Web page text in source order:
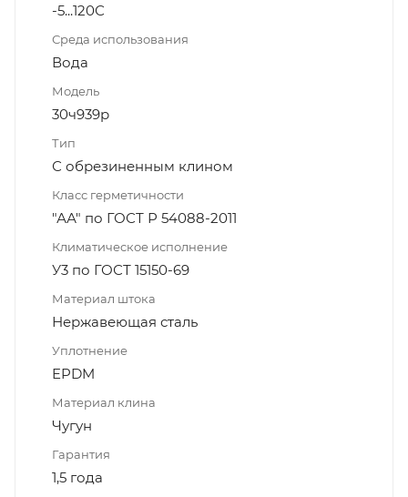
-5...120С
Среда использования
Вода
Модель
30ч939р
Тип
С обрезиненным клином
Класс герметичности
"АА" по ГОСТ Р 54088-2011
Климатическое исполнение
У3 по ГОСТ 15150-69
Материал штока
Нержавеющая сталь
Уплотнение
EPDM
Материал клина
Чугун
Гарантия
1,5 года